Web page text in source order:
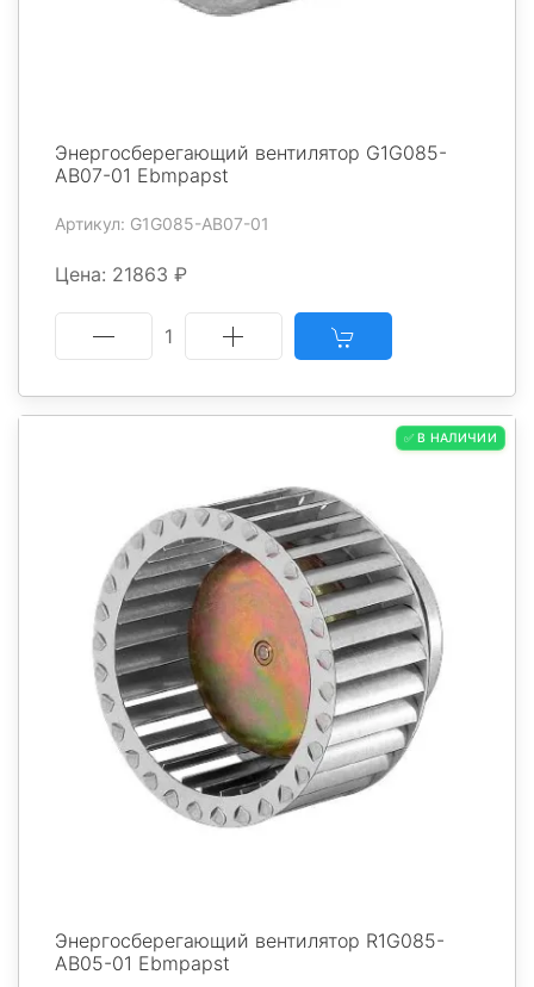
Энергосберегающий вентилятор G1G085-
AB07-01 Ebmpapst
Артикул: G1G085-AB07-01
Цена: 21863 ₽
1
✅ В НАЛИЧИИ
Энергосберегающий вентилятор R1G085-
AB05-01 Ebmpapst